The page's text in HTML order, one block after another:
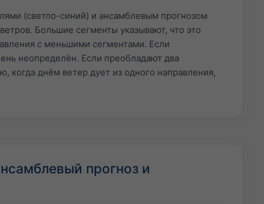
(светло-синий) и ансамблевым прогнозом
Большие сегменты указывают, что это
с меньшими сегментами. Если
неопределён. Если преобладают два
когда днём ветер дует из одного направления,
прогноз и